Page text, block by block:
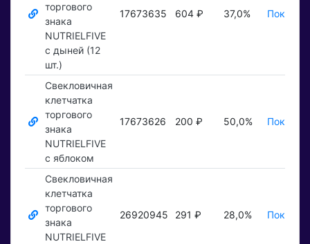
торгового
знака
NUTRIELFIVE
с дыней (12
шт.)
17673635 604 ₽ 37,0%
Свекловичная
клетчатка
торгового
знака
NUTRIELFIVE
c яблоком
17673626 200 ₽ 50,0%
Свекловичная
клетчатка
торгового
знака
NUTRIELFIVE
26920945 291 ₽ 28,0%